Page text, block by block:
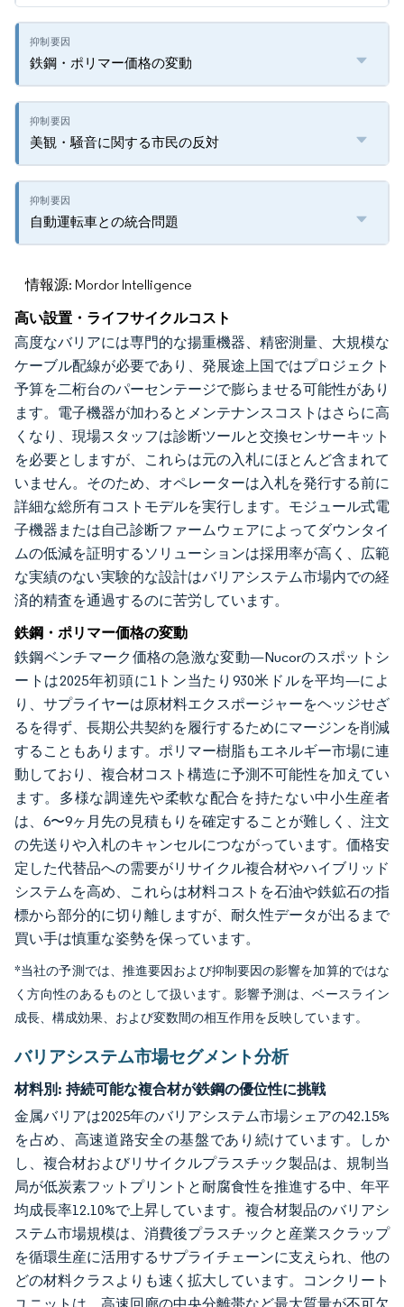
鉄鋼・ポリマー価格の変動
美観・騒音に関する市民の反対
自動運転車との統合問題
情報源: Mordor Intelligence
高い設置・ライフサイクルコスト
高度なバリアには専門的な揚重機器、精密測量、大規模な
ケーブル配線が必要であり、発展途上国ではプロジェクト
予算を二桁台のパーセンテージで膨らませる可能性があり
ます。電子機器が加わるとメンテナンスコストはさらに高
くなり、現場スタッフは診断ツールと交換センサーキット
を必要としますが、これらは元の入札にほとんど含まれて
いません。そのため、オペレーターは入札を発行する前に
詳細な総所有コストモデルを実行します。モジュール式電
子機器または自己診断ファームウェアによってダウンタイ
ムの低減を証明するソリューションは採用率が高く、広範
な実績のない実験的な設計はバリアシステム市場内での経
済的精査を通過するのに苦労しています。
鉄鋼・ポリマー価格の変動
鉄鋼ベンチマーク価格の急激な変動—Nucorのスポットシ
ートは2025年初頭に1トン当たり930米ドルを平均—によ
り、サプライヤーは原材料エクスポージャーをヘッジせざ
るを得ず、長期公共契約を履行するためにマージンを削減
することもあります。ポリマー樹脂もエネルギー市場に連
動しており、複合材コスト構造に予測不可能性を加えてい
ます。多様な調達先や柔軟な配合を持たない中小生産者
は、6〜9ヶ月先の見積もりを確定することが難しく、注文
の先送りや入札のキャンセルにつながっています。価格安
定した代替品への需要がリサイクル複合材やハイブリッド
システムを高め、これらは材料コストを石油や鉄鉱石の指
標から部分的に切り離しますが、耐久性データが出るまで
買い手は慎重な姿勢を保っています。
*当社の予測では、推進要因および抑制要因の影響を加算的ではな
く方向性のあるものとして扱います。影響予測は、ベースライン
成長、構成効果、および変数間の相互作用を反映しています。
バリアシステム市場セグメント分析
材料別: 持続可能な複合材が鉄鋼の優位性に挑戦
金属バリアは2025年のバリアシステム市場シェアの42.15%
を占め、高速道路安全の基盤であり続けています。しか
し、複合材およびリサイクルプラスチック製品は、規制当
局が低炭素フットプリントと耐腐食性を推進する中、年平
均成長率12.10%で上昇しています。複合材製品のバリアシ
ステム市場規模は、消費後プラスチックと産業スクラップ
を循環生産に活用するサプライチェーンに支えられ、他の
どの材料クラスよりも速く拡大しています。コンクリート